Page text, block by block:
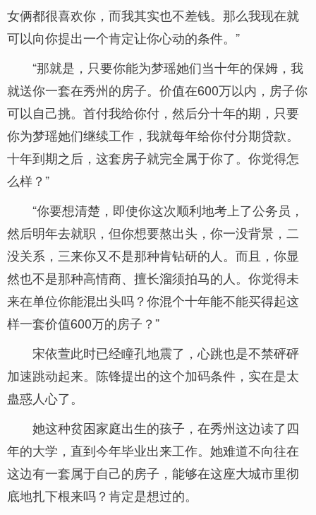
女俩都很喜欢你，而我其实也不差钱。那么我现在就
可以向你提出一个肯定让你心动的条件。”
“那就是，只要你能为梦瑶她们当十年的保姆，我
就送你一套在秀州的房子。价值在600万以内，房子你
可以自己挑。首付我给你付，然后分十年的期，只要
你为梦瑶她们继续工作，我就每年给你付分期贷款。
十年到期之后，这套房子就完全属于你了。你觉得怎
么样？”
“你要想清楚，即使你这次顺利地考上了公务员，
然后明年去就职，但你想要熬出头，你一没背景，二
没关系，三来你又不是那种肯钻研的人。而且，你显
然也不是那种高情商、擅长溜须拍马的人。你觉得未
来在单位你能混出头吗？你混个十年能不能买得起这
样一套价值600万的房子？”
宋依萱此时已经瞳孔地震了，心跳也是不禁砰砰
加速跳动起来。陈锋提出的这个加码条件，实在是太
蛊惑人心了。
她这种贫困家庭出生的孩子，在秀州这边读了四
年的大学，直到今年毕业出来工作。她难道不向往在
这边有一套属于自己的房子，能够在这座大城市里彻
底地扎下根来吗？肯定是想过的。